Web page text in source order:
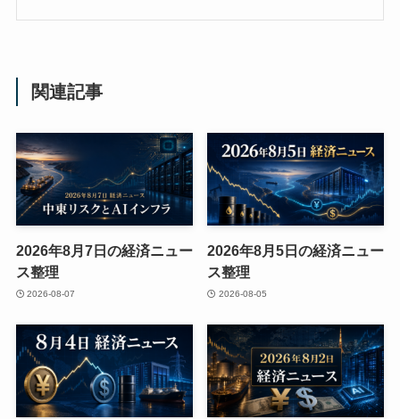
関連記事
2026年8月7日の経済ニュー
ス整理
2026-08-07
2026年8月5日の経済ニュー
ス整理
2026-08-05